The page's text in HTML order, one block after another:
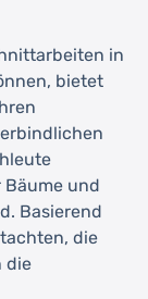
in
bietet
und
Basierend
die
die